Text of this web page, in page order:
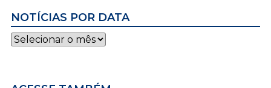
NOTÍCIAS POR DATA
Notícias
por